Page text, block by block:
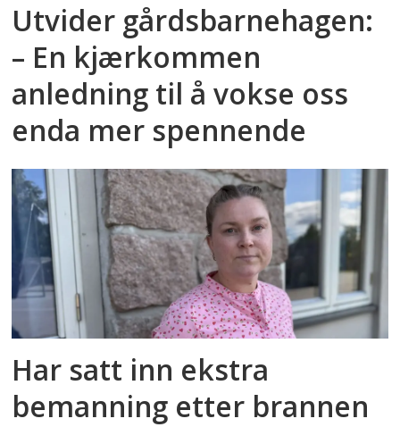
Utvider gårdsbarnehagen:
– En kjærkommen
anledning til å vokse oss
enda mer spennende
Har satt inn ekstra
bemanning etter brannen